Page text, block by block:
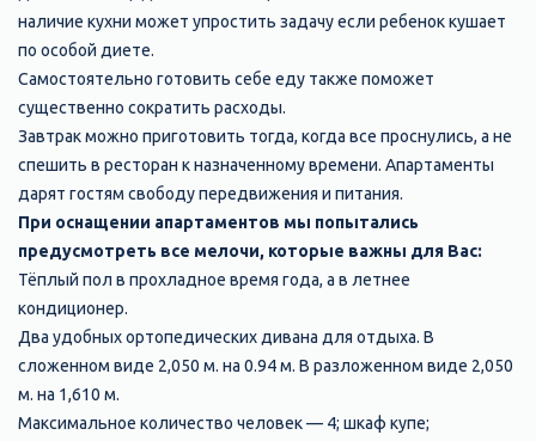
наличие кухни может упростить задачу если ребенок кушает
по особой диете.
Самостоятельно готовить себе еду также поможет
существенно сократить расходы.
Завтрак можно приготовить тогда, когда все проснулись, а не
спешить в ресторан к назначенному времени. Апартаменты
дарят гостям свободу передвижения и питания.
При оснащении апартаментов мы попытались
предусмотреть все мелочи, которые важны для Вас:
Тёплый пол в прохладное время года, а в летнее
кондиционер.
Два удобных ортопедических дивана для отдыха. В
сложенном виде 2,050 м. на 0.94 м. В разложенном виде 2,050
м. на 1,610 м.
Максимальное количество человек — 4; шкаф купе;